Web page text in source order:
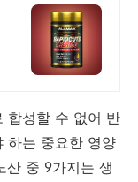
합성할 수 없어 반
하는 중요한 영양
산 중 9가지는 생